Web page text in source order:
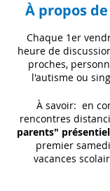
À propos
Chaque 1er
heure de
proches,
l'autisme ou
À savoir: en
rencontres
parents"
premier
vacances